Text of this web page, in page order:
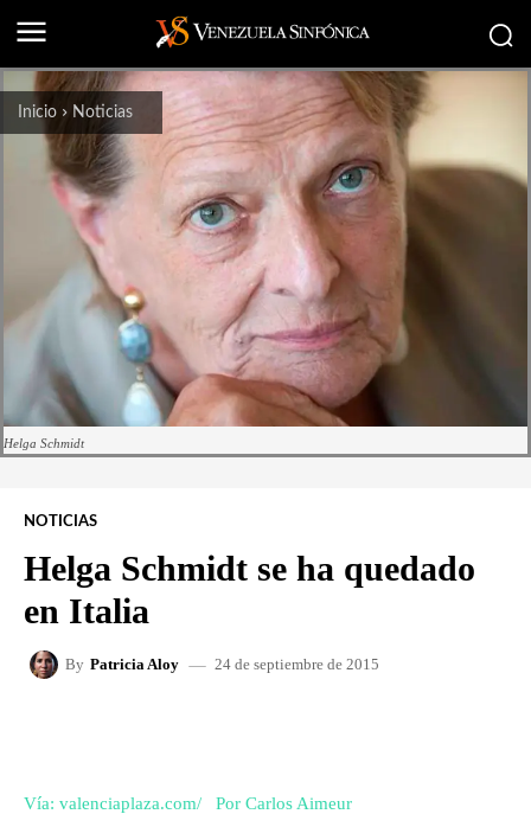
Inicio Noticias
Helga Schmidt
NOTICIAS
Helga Schmidt se ha quedado
en Italia
By Patricia Aloy 24 de septiembre de 2015
Vía: valenciaplaza.com/ Por Carlos Aimeur